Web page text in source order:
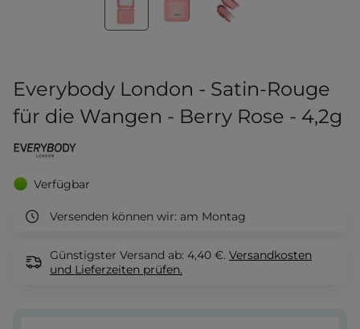
Everybody London - Satin-Rouge
für die Wangen - Berry Rose - 4,2g
Verfügbar
Versenden können wir: am Montag
Günstigster Versand ab: 4,40 €. Versandkosten
und Lieferzeiten prüfen.